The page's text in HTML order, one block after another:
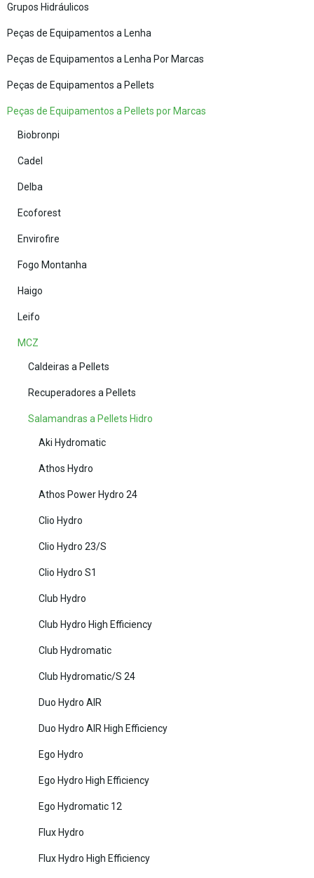
Grupos Hidráulicos
Peças de Equipamentos a Lenha
Peças de Equipamentos a Lenha Por Marcas
Peças de Equipamentos a Pellets
Peças de Equipamentos a Pellets por Marcas
Biobronpi
Cadel
Delba
Ecoforest
Envirofire
Fogo Montanha
Haigo
Leifo
MCZ
Caldeiras a Pellets
Recuperadores a Pellets
Salamandras a Pellets Hidro
Aki Hydromatic
Athos Hydro
Athos Power Hydro 24
Clio Hydro
Clio Hydro 23/S
Clio Hydro S1
Club Hydro
Club Hydro High Efficiency
Club Hydromatic
Club Hydromatic/S 24
Duo Hydro AIR
Duo Hydro AIR High Efficiency
Ego Hydro
Ego Hydro High Efficiency
Ego Hydromatic 12
Flux Hydro
Flux Hydro High Efficiency